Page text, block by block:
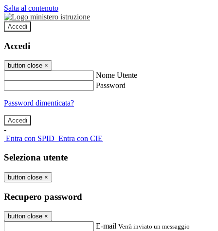
Salta al contenuto
Accedi
Accedi
button close ×
Nome Utente
Password
Password dimenticata?
-
Entra con SPID Entra con CIE
Seleziona utente
button close ×
Recupero password
button close ×
E-mail Verrà inviato un messaggio